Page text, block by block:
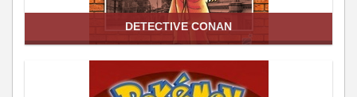
DETECTIVE CONAN